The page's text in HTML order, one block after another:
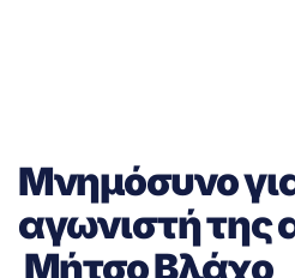
Μνημόσυνο
αγωνιστή της
Μήτσο Βλάχο